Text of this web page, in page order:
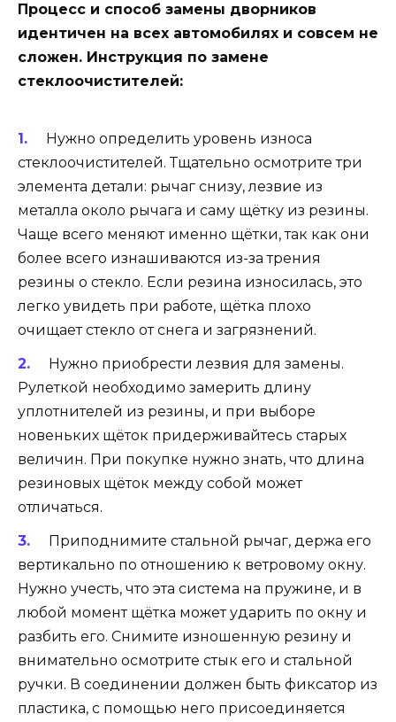
Процесс и способ замены дворников
идентичен на всех автомобилях и совсем не
сложен. Инструкция по замене
стеклоочистителей:
Нужно определить уровень износа
стеклоочистителей. Тщательно осмотрите три
элемента детали: рычаг снизу, лезвие из
металла около рычага и саму щётку из резины.
Чаще всего меняют именно щётки, так как они
более всего изнашиваются из-за трения
резины о стекло. Если резина износилась, это
легко увидеть при работе, щётка плохо
очищает стекло от снега и загрязнений.
Нужно приобрести лезвия для замены.
Рулеткой необходимо замерить длину
уплотнителей из резины, и при выборе
новеньких щёток придерживайтесь старых
величин. При покупке нужно знать, что длина
резиновых щёток между собой может
отличаться.
Приподнимите стальной рычаг, держа его
вертикально по отношению к ветровому окну.
Нужно учесть, что эта система на пружине, и в
любой момент щётка может ударить по окну и
разбить его. Снимите изношенную резину и
внимательно осмотрите стык его и стальной
ручки. В соединении должен быть фиксатор из
пластика, с помощью него присоединяется